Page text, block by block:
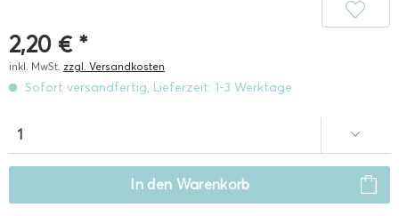
2,20 € *
inkl. MwSt. zzgl. Versandkosten
Sofort versandfertig, Lieferzeit: 1-3 Werktage
In den Warenkorb